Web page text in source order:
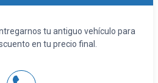
tu antiguo vehículo para
en tu precio final.